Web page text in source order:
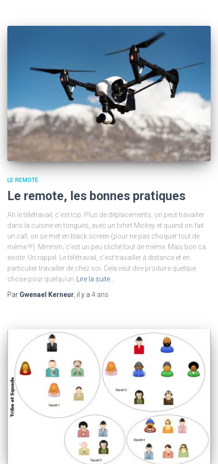
LE REMOTE
Le remote, les bonnes pratiques
Ah le télétravail, c’est top. Plus de déplacements, on peut travailler
dans la cuisine en tongues, avec un tshirt Mickey et quand on fait
un call, on se met en black screen (pour ne pas choquer tout de
même !!!). Mmmm, c’est un peu cliché tout de même. Mais bon ca
existe. Un rappel. Le télétravail, c’est travailler à distance et en
particulier travailler de chez soi. Cela veut dire produire quelque
chose pour quelqu’un Lire la suite…
Par Gwenael Kerneur, il y a 4 ans